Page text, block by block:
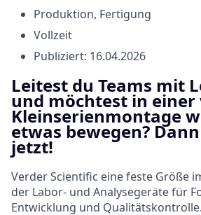
Produktion, Fertigung
Vollzeit
Publiziert: 16.04.2026
Leitest du Teams mit
und möchtest in einer
Kleinserienmontage
etwas bewegen?
jetzt!
Verder Scientific eine feste Größe
der Labor- und Analysegeräte für
Entwicklung und